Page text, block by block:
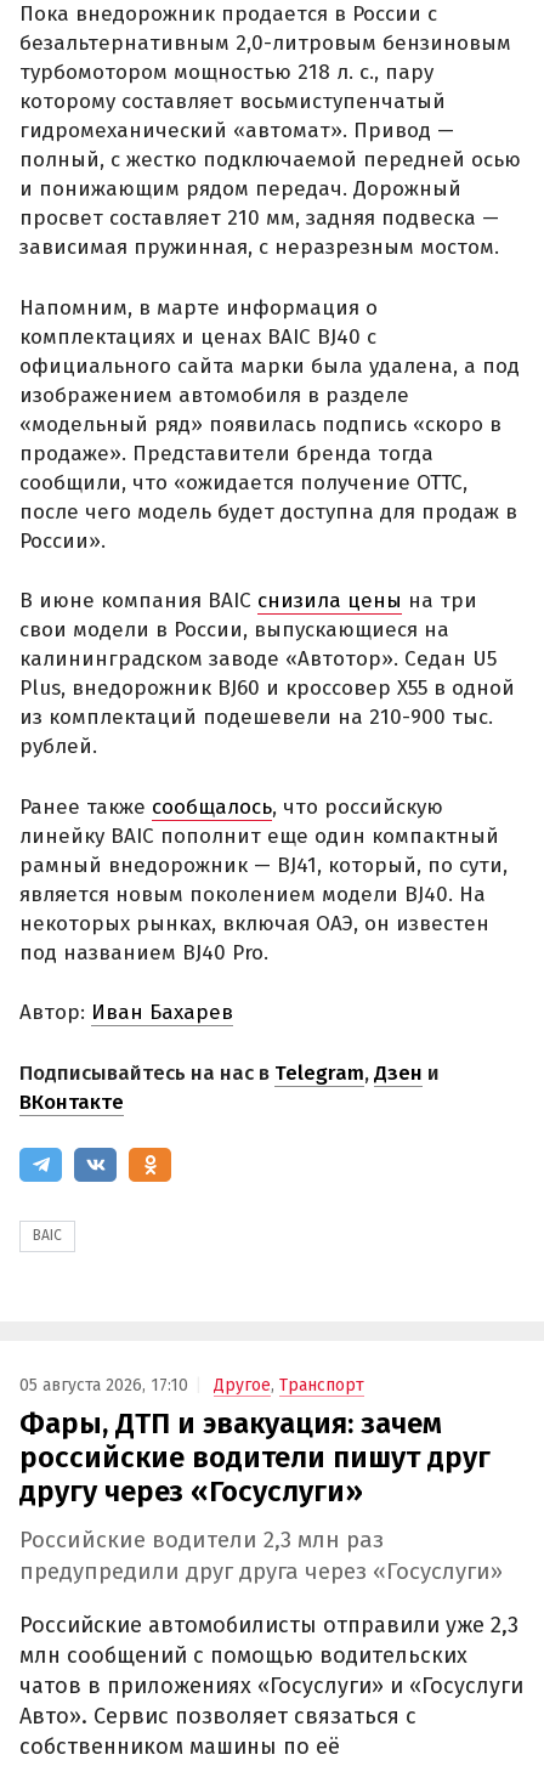
Пока внедорожник продается в России с
безальтернативным 2,0-литровым бензиновым
турбомотором мощностью 218 л. с., пару
которому составляет восьмиступенчатый
гидромеханический «автомат». Привод —
полный, с жестко подключаемой передней осью
и понижающим рядом передач. Дорожный
просвет составляет 210 мм, задняя подвеска —
зависимая пружинная, с неразрезным мостом.
Напомним, в марте информация о
комплектациях и ценах BAIC BJ40 с
официального сайта марки была удалена, а под
изображением автомобиля в разделе
«модельный ряд» появилась подпись «скоро в
продаже». Представители бренда тогда
сообщили, что «ожидается получение ОТТС,
после чего модель будет доступна для продаж в
России».
В июне компания BAIC снизила цены на три
свои модели в России, выпускающиеся на
калининградском заводе «Автотор». Седан U5
Plus, внедорожник BJ60 и кроссовер X55 в одной
из комплектаций подешевели на 210-900 тыс.
рублей.
Ранее также сообщалось, что российскую
линейку BAIC пополнит еще один компактный
рамный внедорожник — BJ41, который, по сути,
является новым поколением модели BJ40. На
некоторых рынках, включая ОАЭ, он известен
под названием BJ40 Pro.
Автор: Иван Бахарев
Подписывайтесь на нас в Telegram,Дзен и
ВКонтакте
BAIC
05 августа 2026, 17:10 Другое, Транспорт
Фары, ДТП и эвакуация: зачем
российские водители пишут друг
другу через «Госуслуги»
Российские водители 2,3 млн раз
предупредили друг друга через «Госуслуги»
Российские автомобилисты отправили уже 2,3
млн сообщений с помощью водительских
чатов в приложениях «Госуслуги» и «Госуслуги
Авто». Сервис позволяет связаться с
собственником машины по её